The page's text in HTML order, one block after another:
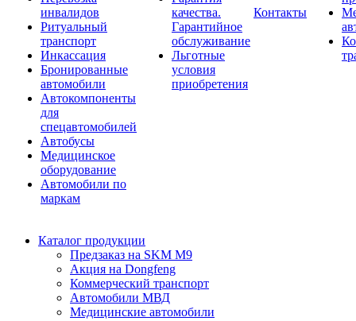
инвалидов
Ритуальный
транспорт
Инкассация
Бронированные
автомобили
Автокомпоненты
для
спецавтомобилей
Автобусы
Медицинское
оборудование
Автомобили по
маркам
качества.
Гарантийное
обслуживание
Льготные
условия
приобретения
Контакты
Каталог продукции
Предзаказ на SKM M9
Акция на Dongfeng
Коммерческий транспорт
Автомобили МВД
Медицинские автомобили